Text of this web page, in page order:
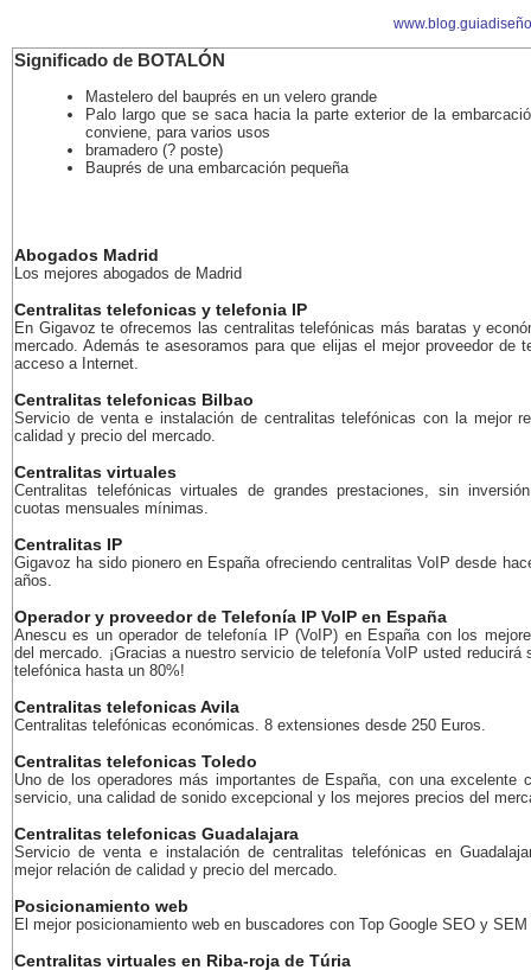
Significado de BOTALÓN
Mastelero del bauprés en un velero grande
Palo largo que se saca hacia la parte exterior de la
conviene, para varios usos
bramadero (? poste)
Bauprés de una embarcación pequeña
Abogados Madrid
Los mejores abogados de Madrid
Centralitas telefonicas y telefonia IP
En Gigavoz te ofrecemos las centralitas telefónicas más baratas y
mercado. Además te asesoramos para que elijas el mejor proveedor de
acceso a Internet.
Centralitas telefonicas Bilbao
Servicio de venta e instalación de centralitas telefónicas con la mejor
calidad y precio del mercado.
Centralitas virtuales
Centralitas telefónicas virtuales de grandes prestaciones, sin
cuotas mensuales mínimas.
Centralitas IP
Gigavoz ha sido pionero en España ofreciendo centralitas VoIP desde
años.
Operador y proveedor de Telefonía IP VoIP en España
Anescu es un operador de telefonía IP (VoIP) en España con los
del mercado. ¡Gracias a nuestro servicio de telefonía VoIP usted reducirá
telefónica hasta un 80%!
Centralitas telefonicas Avila
Centralitas telefónicas económicas. 8 extensiones desde 250 Euros.
Centralitas telefonicas Toledo
Uno de los operadores más importantes de España, con una excelente
servicio, una calidad de sonido excepcional y los mejores precios del
Centralitas telefonicas Guadalajara
Servicio de venta e instalación de centralitas telefónicas en
mejor relación de calidad y precio del mercado.
Posicionamiento web
El mejor posicionamiento web en buscadores con Top Google SEO y SEM
Centralitas virtuales en Riba-roja de Túria